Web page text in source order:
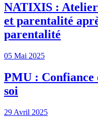
NATIXIS :
et parentalité
parentalité
05 Mai 2025
PMU :
soi
29 Avril 2025